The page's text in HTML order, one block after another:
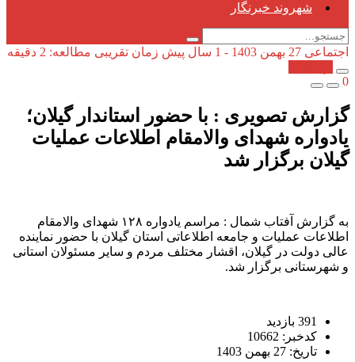
شهروند خبرنگار
اجتماعی 27 بهمن 1403 - 1 سال پیش
زمان تقریبی مطالعه: 2 دقیقه
0
گزارش تصویری : با حضور استاندار گیلان؛
یادواره شهدای والامقام اطلاعات عملیات
گیلان برگزار شد
به گزارش آفتاب شمال : مراسم یادواره ۱۲۸ شهدای والامقام
اطلاعات عملیات و جامعه اطلاعاتی استان گیلان با حضور نماینده
عالی دولت در گیلان، اقشار مختلف مردم و سایر مسئولان استانی
و شهرستانی برگزار شد.
391 بازدید
کدخبر: 10662
تاریخ: 27 بهمن 1403